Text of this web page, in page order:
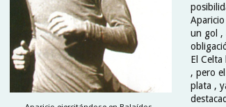
un gol ,
El
, pero
plata ,